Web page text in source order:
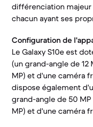
différenciation
chacun ayant ses
Configuration de
Le Galaxy S10e est
(un grand-angle de 12
MP) et d'une caméra
dispose également
grand-angle de 50
MP) et d'une caméra